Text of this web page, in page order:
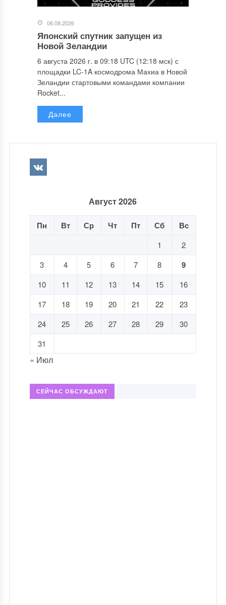
06.08.2026
Японский спутник запущен из
Новой Зеландии
6 августа 2026 г. в 09:18 UTC (12:18 мск) с
площадки LC-1A космодрома Махиа в Новой
Зеландии стартовыми командами компании
Rocket...
Далее
Август 2026
Пн Вт Ср Чт Пт Сб Вс
1
2
3
4 5 6 7 8 9
10 11 12 13 14 15
16
17
18 19 20 21 22
23
24
25 26 27 28 29
30
31
« Июл
СЕЙЧАС ОБСУЖДАЮТ